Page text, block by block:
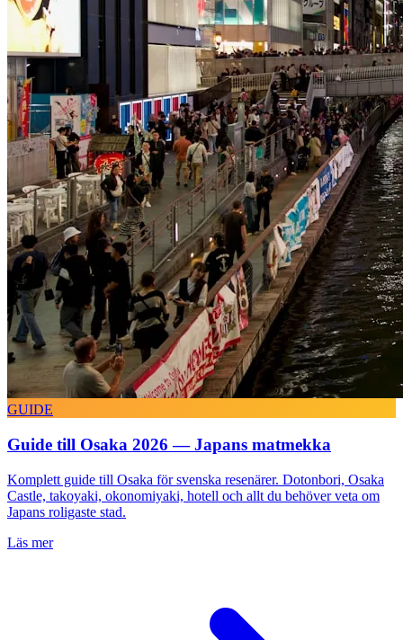
GUIDE
Guide till Osaka 2026 — Japans matmekka
Komplett guide till Osaka för svenska resenärer. Dotonbori, Osaka
Castle, takoyaki, okonomiyaki, hotell och allt du behöver veta om
Japans roligaste stad.
Läs mer